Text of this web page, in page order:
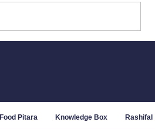
Food Pitara Knowledge Box Rashifal